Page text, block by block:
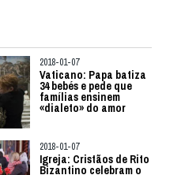
2018-01-07
Vaticano: Papa batiza
34 bebés e pede que
famílias ensinem
«dialeto» do amor
2018-01-07
Igreja: Cristãos de Rito
Bizantino celebram o